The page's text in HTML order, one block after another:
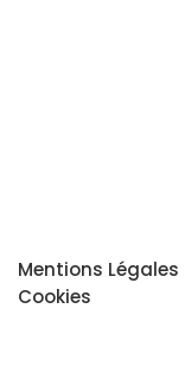
Mentions Légales
Cookies